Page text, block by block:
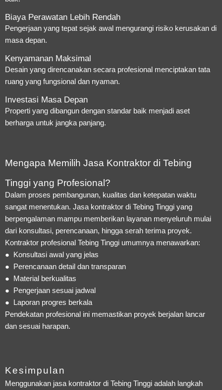
Biaya Perawatan Lebih Rendah
Pengerjaan yang tepat sejak awal mengurangi risiko kerusakan di
masa depan.
Kenyamanan Maksimal
Desain yang direncanakan secara profesional menciptakan tata
ruang yang fungsional dan nyaman.
Investasi Masa Depan
Properti yang dibangun dengan standar baik menjadi aset
berharga untuk jangka panjang.
Mengapa Memilih Jasa Kontraktor di Tebing
Tinggi yang Profesional?
Dalam proses pembangunan, kualitas dan ketepatan waktu
sangat menentukan. Jasa kontraktor di Tebing Tinggi yang
berpengalaman mampu memberikan layanan menyeluruh mulai
dari konsultasi, perencanaan, hingga serah terima proyek.
Kontraktor profesional Tebing Tinggi umumnya menawarkan:
● Konsultasi awal yang jelas
● Perencanaan detail dan transparan
● Material berkualitas
● Pengerjaan sesuai jadwal
● Laporan progres berkala
Pendekatan profesional ini memastikan proyek berjalan lancar
dan sesuai harapan.
Kesimpulan
Menggunakan jasa kontraktor di Tebing Tinggi adalah langkah